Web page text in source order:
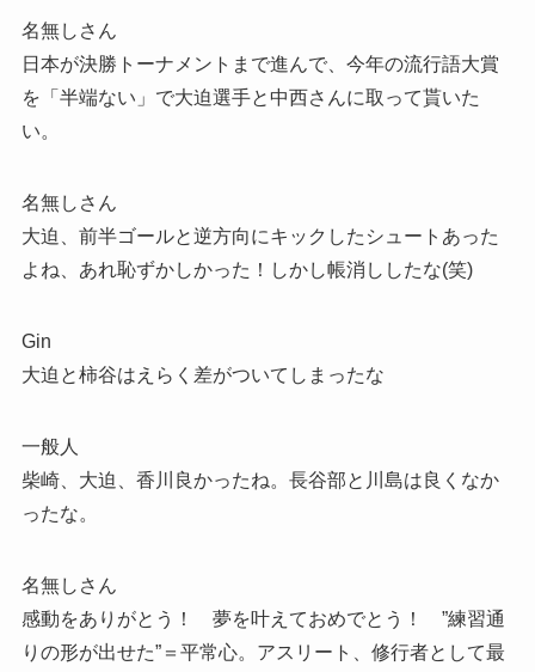
名無しさん
日本が決勝トーナメントまで進んで、今年の流行語大賞
を「半端ない」で大迫選手と中西さんに取って貰いた
い。
名無しさん
大迫、前半ゴールと逆方向にキックしたシュートあった
よね、あれ恥ずかしかった！しかし帳消ししたな(笑)
Gin
大迫と柿谷はえらく差がついてしまったな
一般人
柴崎、大迫、香川良かったね。長谷部と川島は良くなか
ったな。
名無しさん
感動をありがとう！ 夢を叶えておめでとう！ ”練習通
りの形が出せた”＝平常心。アスリート、修行者として最